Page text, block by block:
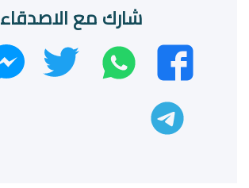
شارك مع الاصدقاء
فيسبوك
واتساب تويتر